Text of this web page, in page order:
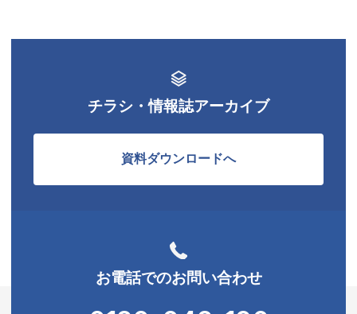
チラシ・情報誌アーカイブ
資料ダウンロードへ
お電話でのお問い合わせ